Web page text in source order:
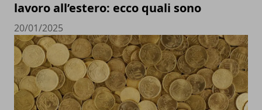
lavoro all’estero: ecco quali sono
20/01/2025